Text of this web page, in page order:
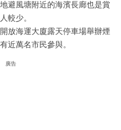
避風塘附近的海濱長廊也是賞
較少。
放海運大廈露天停車場舉辦煙
近萬名市民參與。
廣告